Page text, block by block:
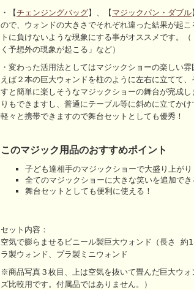
・【チェンジングバッグ】、【マジックパン・ダブル
ので、ウォンドの大きさでそれぞれ違った結果が起
トに負けないような現象にする事がオススメです。
く予想外の現象が起こる」など）
・変わった活用法としてはマジックショーの楽しい
えば２本の巨大ウォンドを柱のように左右に立てて、
すと簡単に楽しそうなマジックショーの舞台が完成
りもできますし、普通にテーブル等に斜めに立てか
軽々と携帯できますので舞台セットとしても優秀！
このマジック用品のおすすめポイント
子ども達相手のマジックショーで大盛り上がり
全てのマジックショーに大きな笑いを追加でき
舞台セットとしても便利に使える！
セット内容：
空気で膨らませるビニール製巨大ウォンド（長さ
ラ製ウォンド、プラ製ミニウォンド
※商品写真３枚目、上は空気を抜いて畳んだ巨大ウ
ズ比較用です。付属品ではありません。）